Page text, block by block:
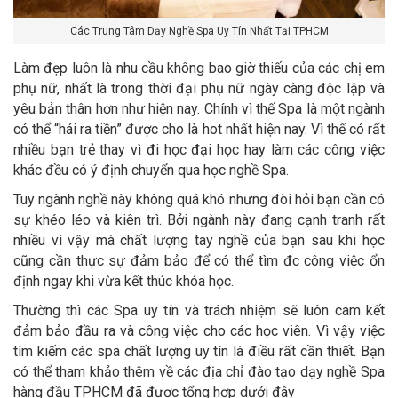
Các Trung Tâm Dạy Nghề Spa Uy Tín Nhất Tại TPHCM
Làm đẹp luôn là nhu cầu không bao giờ thiếu của các chị em
phụ nữ, nhất là trong thời đại phụ nữ ngày càng độc lập và
yêu bản thân hơn như hiện nay. Chính vì thế Spa là một ngành
có thể “hái ra tiền” được cho là hot nhất hiện nay. Vì thế có rất
nhiều bạn trẻ thay vì đi học đại học hay làm các công việc
khác đều có ý định chuyển qua học nghề Spa.
Tuy ngành nghề này không quá khó nhưng đòi hỏi bạn cần có
sự khéo léo và kiên trì. Bởi ngành này đang cạnh tranh rất
nhiều vì vậy mà chất lượng tay nghề của bạn sau khi học
cũng cần thực sự đảm bảo để có thể tìm đc công việc ổn
định ngay khi vừa kết thúc khóa học.
Thường thì các Spa uy tín và trách nhiệm sẽ luôn cam kết
đảm bảo đầu ra và công việc cho các học viên. Vì vậy việc
tìm kiếm các spa chất lượng uy tín là điều rất cần thiết. Bạn
có thể tham khảo thêm về các địa chỉ đào tạo dạy nghề Spa
hàng đầu TPHCM đã được tổng hợp dưới đây